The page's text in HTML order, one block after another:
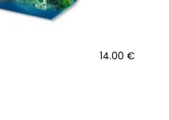
14.00 €